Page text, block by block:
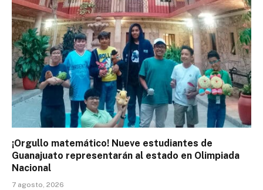
¡Orgullo matemático! Nueve estudiantes de
Guanajuato representarán al estado en Olimpiada
Nacional
7 agosto, 2026